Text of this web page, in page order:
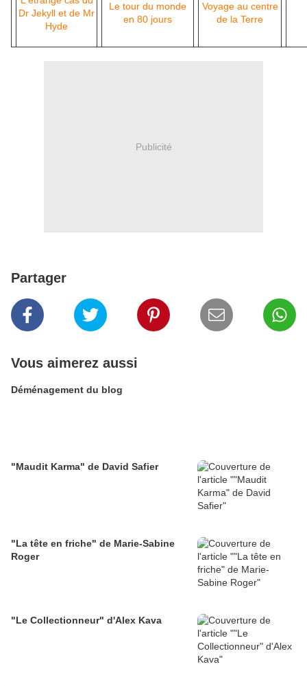
Dr Jekyll et de Mr
Hyde
Le tour du monde
en 80 jours
Voyage au centre
de la Terre
Publicité
Partager
Vous aimerez aussi
Déménagement du blog
"Maudit Karma" de David Safier
"La tête en friche" de Marie-Sabine
Roger
"Le Collectionneur" d'Alex Kava